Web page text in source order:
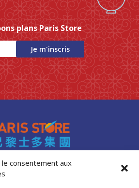
consentement aux
plans Paris Store
Je m'inscris
professionnels